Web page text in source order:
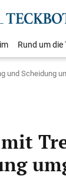
Rund um die
und Scheidung